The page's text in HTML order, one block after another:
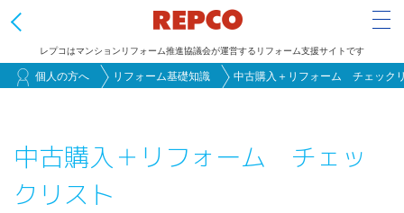
レプコはマンションリフォーム推進協議会が運営するリフォーム支援サイトです
個人の方へ リフォーム基礎知識 中古購入＋リフォーム チェック
中古購入＋リフォーム チェッ
クリスト